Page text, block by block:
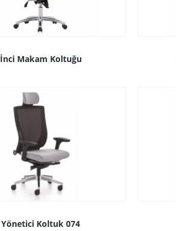
İnci Makam Koltuğu
Yönetici Koltuk 074